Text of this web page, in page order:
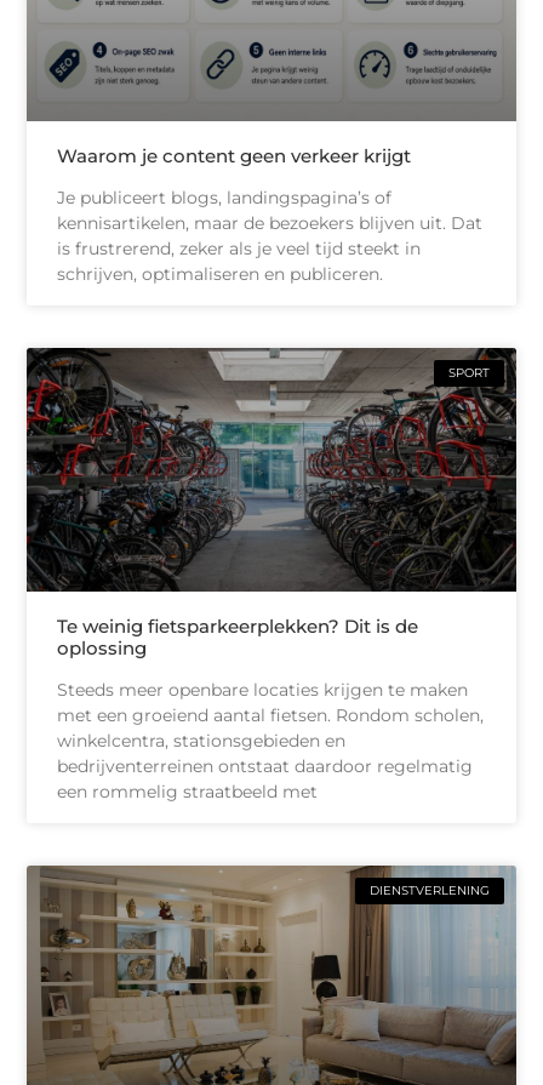
Waarom je content geen verkeer krijgt
Je publiceert blogs, landingspagina’s of
kennisartikelen, maar de bezoekers blijven uit. Dat
is frustrerend, zeker als je veel tijd steekt in
schrijven, optimaliseren en publiceren.
SPORT
Te weinig fietsparkeerplekken? Dit is de
oplossing
Steeds meer openbare locaties krijgen te maken
met een groeiend aantal fietsen. Rondom scholen,
winkelcentra, stationsgebieden en
bedrijventerreinen ontstaat daardoor regelmatig
een rommelig straatbeeld met
DIENSTVERLENING